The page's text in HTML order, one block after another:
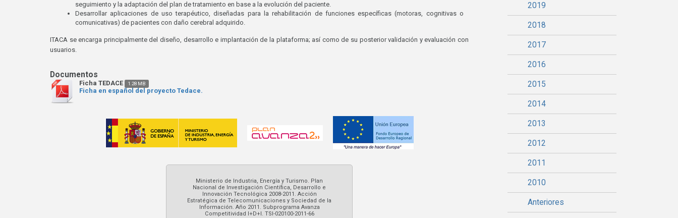
seguimiento y la adaptación del plan de tratamiento en base a la evolución del paciente.
Desarrollar aplicaciones de uso terapéutico, diseñadas para la rehabilitación de funciones específicas (motoras, cognitivas o
comunicativas) de pacientes con daño cerebral adquirido.
ITACA se encarga principalmente del diseño, desarrollo e implantación de la plataforma; así como de su posterior validación y evaluación con
usuarios.
Ficha TEDACE 1.28 MB
Ficha en español del proyecto Tedace.
Ministerio de Industria, Energía y Turismo. Plan
Nacional de Investigación Científica, Desarrollo e
Innovación Tecnológica 2008-2011. Acción
Estratégica de Telecomunicaciones y Sociedad de la
Información. Año 2011. Subprograma Avanza
Competitividad I+D+I. TSI-020100-2011-66
2019
2018
2017
2016
2015
2014
2013
2012
2011
2010
Anteriores